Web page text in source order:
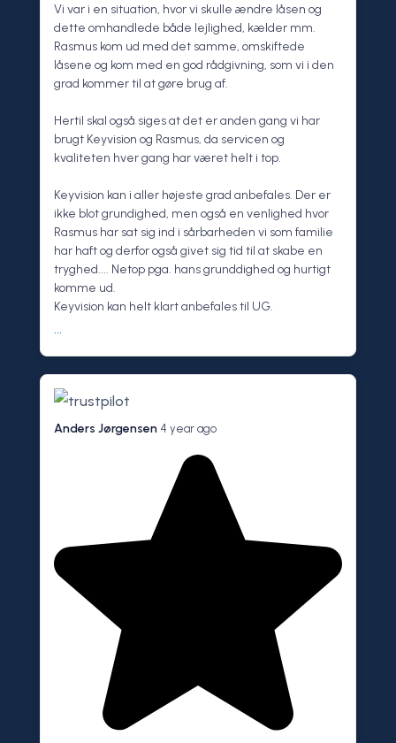
Vi var i en situation, hvor vi skulle ændre låsen og
dette omhandlede både lejlighed, kælder mm.
Rasmus kom ud med det samme, omskiftede
låsene og kom med en god rådgivning, som vi i den
grad kommer til at gøre brug af.
Hertil skal også siges at det er anden gang vi har
brugt Keyvision og Rasmus, da servicen og
kvaliteten hver gang har været helt i top.
Keyvision kan i aller højeste grad anbefales. Der er
ikke blot grundighed, men også en venlighed hvor
Rasmus har sat sig ind i sårbarheden vi som familie
har haft og derfor også givet sig tid til at skabe en
tryghed.... Netop pga. hans grunddighed og hurtigt
komme ud.
Keyvision kan helt klart anbefales til UG.
...
Anders Jørgensen 4 year ago